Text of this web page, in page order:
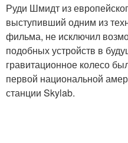
Руди Шмидт из
выступивший одним из
фильма, не исключил
подобных устройств в
гравитационное колесо
первой национальной
станции Skylab.